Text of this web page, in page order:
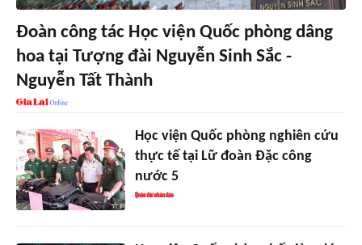
Đoàn công tác Học viện Quốc phòng dâng
hoa tại Tượng đài Nguyễn Sinh Sắc -
Nguyễn Tất Thành
Học viện Quốc phòng nghiên cứu
thực tế tại Lữ đoàn Đặc công
nước 5